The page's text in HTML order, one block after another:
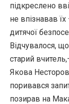
підкреслено
не впізнавав
дитячої
Відчувалося,
старий
Якова
поривався
позирав на